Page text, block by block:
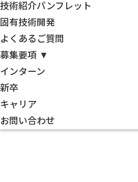
技術紹介パンフレット
固有技術開発
よくあるご質問
募集要項 ▼
インターン
新卒
キャリア
お問い合わせ